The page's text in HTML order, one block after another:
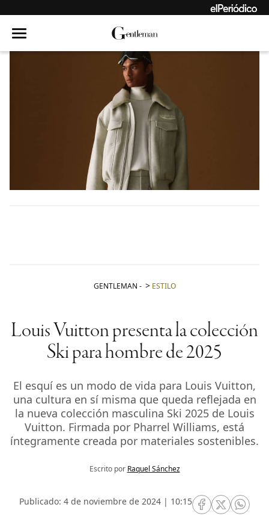
GENTLEMAN - ESTILO
Louis Vuitton presenta la colección
Ski para hombre de 2025
El esquí es un modo de vida para Louis Vuitton,
una cultura en sí misma que queda reflejada en
la nueva colección masculina Ski 2025 de Louis
Vuitton. Firmada por Pharrel Williams, está
íntegramente creada por materiales sostenibles.
Escrito por Raquel Sánchez
Publicado: 4 de noviembre de 2024 | 10:15
RRSS Facebook
RRSSRRSS